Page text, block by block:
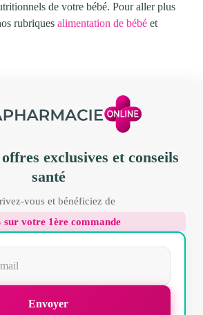
de votre bébé. Pour aller plus
rubriques alimentation de bébé et
exclusives et conseils
santé
vous et bénéficiez de
sur votre 1ère commande